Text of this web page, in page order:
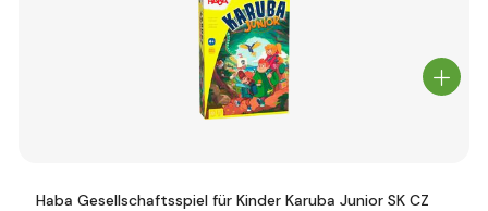
Haba Gesellschaftsspiel für Kinder Karuba Junior SK CZ